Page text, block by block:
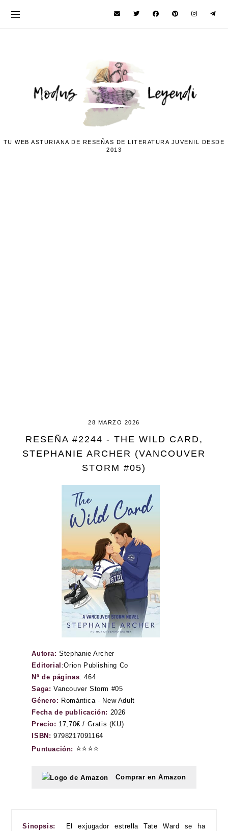
TU WEB ASTURIANA DE RESEÑAS DE LITERATURA JUVENIL DESDE
2013
28 MARZO 2026
RESEÑA #2244 - THE WILD CARD,
STEPHANIE ARCHER (VANCOUVER
STORM #05)
Autora: Stephanie Archer
Editorial :Orion Publishing Co
Nº de páginas: 464
Saga: Vancouver Storm #05
Género: Romántica - New Adult
Fecha de publicación: 2026
Precio: 17,70€ / Gratis (KU)
ISBN: 9798217091164
Puntuación: ⭐⭐⭐⭐
Comprar en Amazon
Sinopsis:
El exjugador estrella Tate Ward se ha